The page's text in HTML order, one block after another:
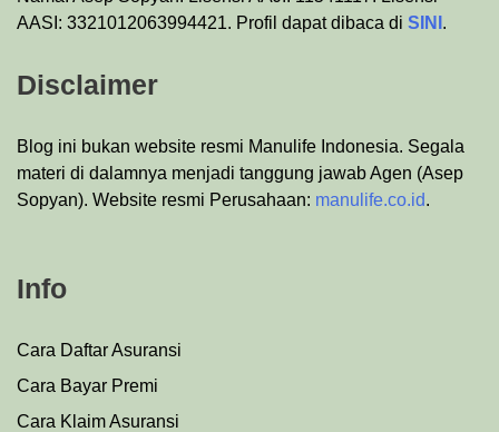
AASI: 3321012063994421. Profil dapat dibaca di SINI .
Disclaimer
Blog ini bukan website resmi Manulife Indonesia. Segala
materi di dalamnya menjadi tanggung jawab Agen (Asep
Sopyan). Website resmi Perusahaan: manulife.co.id.
Info
Cara Daftar Asuransi
Cara Bayar Premi
Cara Klaim Asuransi